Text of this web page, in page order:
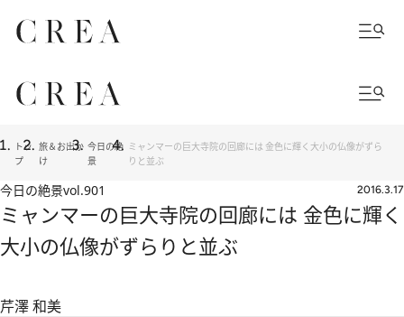
トッ
プ
旅＆お出か
け
今日の絶
景
ミャンマーの巨大寺院の回廊には 金色に輝く大小の仏像がずら
りと並ぶ
今日の絶景vol.901 2016.3.17
ミャンマーの巨大寺院の回廊には 金色に輝く
大小の仏像がずらりと並ぶ
芹澤 和美